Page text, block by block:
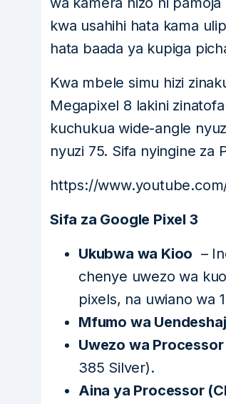
kwa usahihi hata kama
hata baada ya kupiga
Kwa mbele simu hizi
Megapixel 8 lakini
kuchukua wide-angle
nyuzi 75. Sifa nyingine za
https://
Sifa za Google Pixel 3
Ukubwa wa Kioo –
chenye uwezo wa
pixels, na uwiano wa
Mfumo wa
Uwezo wa Processor
385 Silver).
Aina ya Processor